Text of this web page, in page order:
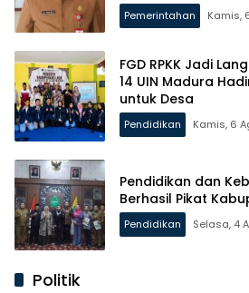
Pemerintahan Kamis,
FGD RPKK Jadi
14 UIN Madura
untuk Desa
Pendidikan Kamis, 6
Pendidikan dan
Berhasil Pikat
Pendidikan Selasa, 4
Politik